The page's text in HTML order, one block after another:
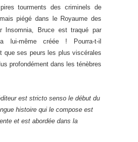
tourments des criminels de
piégé dans le Royaume des
Insomnia, Bruce est traqué par
a lui-même créée ! Pourra-t-il
que ses peurs les plus viscérales
profondément dans les ténèbres
est stricto senso le début du
histoire qui le compose est
et est abordée dans la